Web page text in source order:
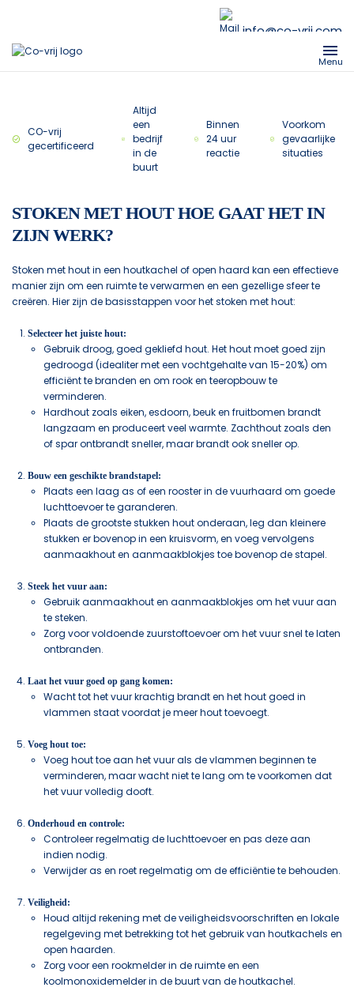
info@co-vrij.com
Menu
CO-vrij
gecertificeerd
Altijd
een
bedrijf
in de
buurt
Binnen
24 uur
reactie
Voorkom
gevaarlijke
situaties
STOKEN MET HOUT HOE GAAT HET IN
ZIJN WERK?
Stoken met hout in een houtkachel of open haard kan een effectieve
manier zijn om een ruimte te verwarmen en een gezellige sfeer te
creëren. Hier zijn de basisstappen voor het stoken met hout:
Selecteer het juiste hout:
Gebruik droog, goed gekliefd hout. Het hout moet goed zijn
gedroogd (idealiter met een vochtgehalte van 15-20%) om
efficiënt te branden en om rook en teeropbouw te
verminderen.
Hardhout zoals eiken, esdoorn, beuk en fruitbomen brandt
langzaam en produceert veel warmte. Zachthout zoals den
of spar ontbrandt sneller, maar brandt ook sneller op.
Bouw een geschikte brandstapel:
Plaats een laag as of een rooster in de vuurhaard om goede
luchttoevoer te garanderen.
Plaats de grootste stukken hout onderaan, leg dan kleinere
stukken er bovenop in een kruisvorm, en voeg vervolgens
aanmaakhout en aanmaakblokjes toe bovenop de stapel.
Steek het vuur aan:
Gebruik aanmaakhout en aanmaakblokjes om het vuur aan
te steken.
Zorg voor voldoende zuurstoftoevoer om het vuur snel te laten
ontbranden.
Laat het vuur goed op gang komen:
Wacht tot het vuur krachtig brandt en het hout goed in
vlammen staat voordat je meer hout toevoegt.
Voeg hout toe:
Voeg hout toe aan het vuur als de vlammen beginnen te
verminderen, maar wacht niet te lang om te voorkomen dat
het vuur volledig dooft.
Onderhoud en controle:
Controleer regelmatig de luchttoevoer en pas deze aan
indien nodig.
Verwijder as en roet regelmatig om de efficiëntie te behouden.
Veiligheid:
Houd altijd rekening met de veiligheidsvoorschriften en lokale
regelgeving met betrekking tot het gebruik van houtkachels en
open haarden.
Zorg voor een rookmelder in de ruimte en een
koolmonoxidemelder in de buurt van de houtkachel.